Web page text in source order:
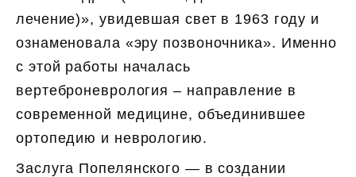
лечение)», увидевшая свет в 1963 году и
ознаменовала «эру позвоночника». Именно
с этой работы началась
вертеброневрология – направление в
современной медицине, объединившее
ортопедию и неврологию.
Заслуга Попелянского — в создании